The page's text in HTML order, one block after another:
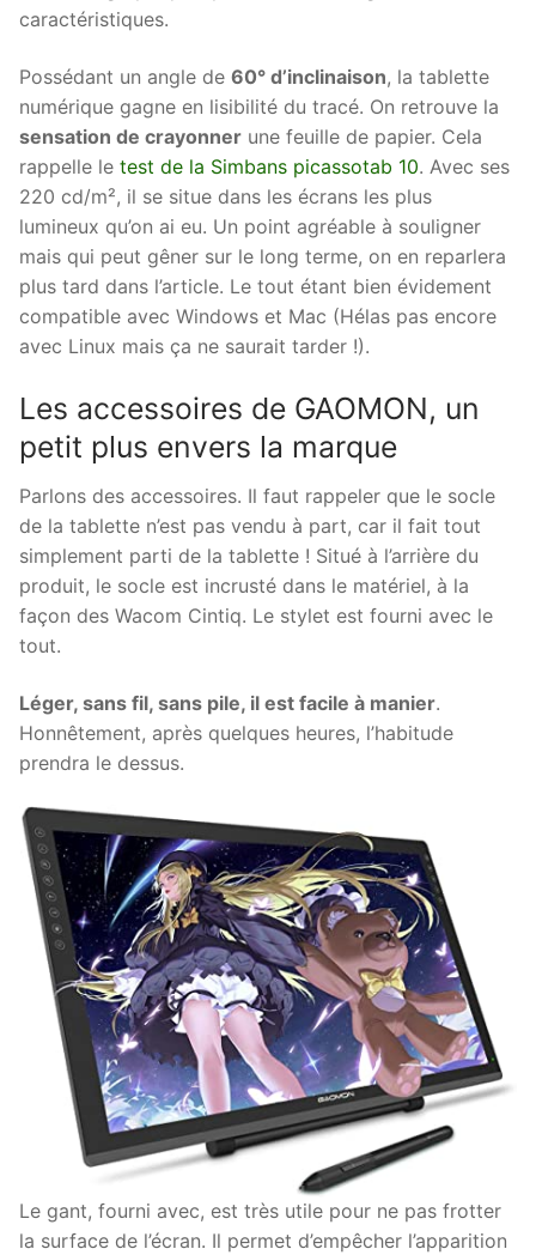
caractéristiques.
Possédant un angle de 60° d’inclinaison, la tablette
numérique gagne en lisibilité du tracé. On retrouve la
sensation de crayonner une feuille de papier. Cela
rappelle le test de la Simbans picassotab 10. Avec ses
220 cd/m², il se situe dans les écrans les plus
lumineux qu’on ai eu. Un point agréable à souligner
mais qui peut gêner sur le long terme, on en reparlera
plus tard dans l’article. Le tout étant bien évidement
compatible avec Windows et Mac (Hélas pas encore
avec Linux mais ça ne saurait tarder !).
Les accessoires de GAOMON, un
petit plus envers la marque
Parlons des accessoires. Il faut rappeler que le socle
de la tablette n’est pas vendu à part, car il fait tout
simplement parti de la tablette ! Situé à l’arrière du
produit, le socle est incrusté dans le matériel, à la
façon des Wacom Cintiq. Le stylet est fourni avec le
tout.
Léger, sans fil, sans pile, il est facile à manier.
Honnêtement, après quelques heures, l’habitude
prendra le dessus.
Le gant, fourni avec, est très utile pour ne pas frotter
la surface de l’écran. Il permet d’empêcher l’apparition